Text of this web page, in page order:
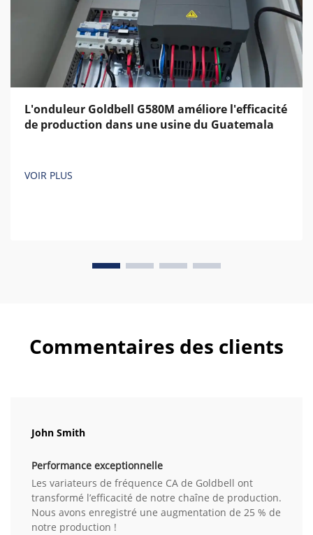
L'onduleur Goldbell G580M améliore l'efficacité
de production dans une usine du Guatemala
VOIR PLUS
Commentaires des clients
John Smith
Performance exceptionnelle
Les variateurs de fréquence CA de Goldbell ont
transformé l’efficacité de notre chaîne de production.
Nous avons enregistré une augmentation de 25 % de
notre production !